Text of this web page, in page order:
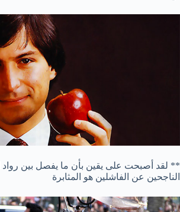
** لقد أصبحت على يقين بأن ما يفصل بين رواد
الناجحين عن الفاشلين هو المثابرة